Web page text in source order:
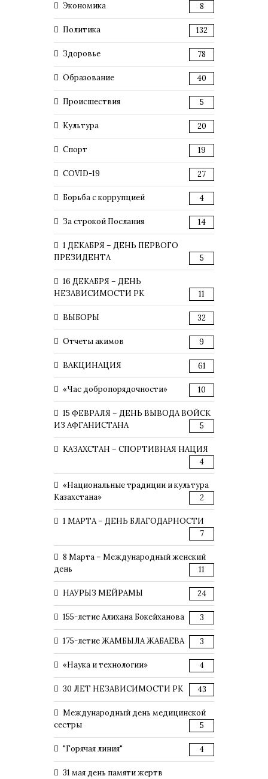
Экономика 8
Политика 132
Здоровье 78
Образование 40
Происшествия 5
Культура 20
Спорт 19
COVID-19 27
Борьба с коррупцией 4
За строкой Послания 14
1 ДЕКАБРЯ – ДЕНЬ ПЕРВОГО
ПРЕЗИДЕНТА
5
16 ДЕКАБРЯ – ДЕНЬ
НЕЗАВИСИМОСТИ РК
11
ВЫБОРЫ 32
Отчеты акимов 9
ВАКЦИНАЦИЯ 61
«Час добропорядочности» 10
15 ФЕВРАЛЯ – ДЕНЬ ВЫВОДА ВОЙСК
ИЗ АФГАНИСТАНА
5
КАЗАХСТАН – СПОРТИВНАЯ НАЦИЯ
4
«Национальные традиции и культура
Казахстана»
2
1 МАРТА – ДЕНЬ БЛАГОДАРНОСТИ
7
8 Марта – Международный женский
день
11
НАУРЫЗ МЕЙРАМЫ 24
155-летие Алихана Бокейханова 3
175-летие ЖАМБЫЛА ЖАБАЕВА 3
«Наука и технологии» 4
30 ЛЕТ НЕЗАВИСИМОСТИ РК 43
Международный день медицинской
сестры
5
"Горячая линия" 4
31 мая день памяти жертв